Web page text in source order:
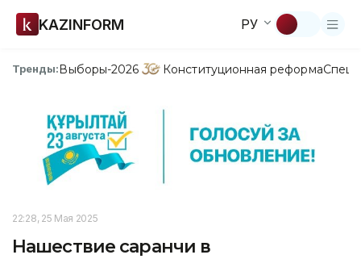
KAZINFORM РУ
Тренды:Выборы-2026 Конституционная реформа
22:28, 25 Мая 2025
Нашествие саранчи в